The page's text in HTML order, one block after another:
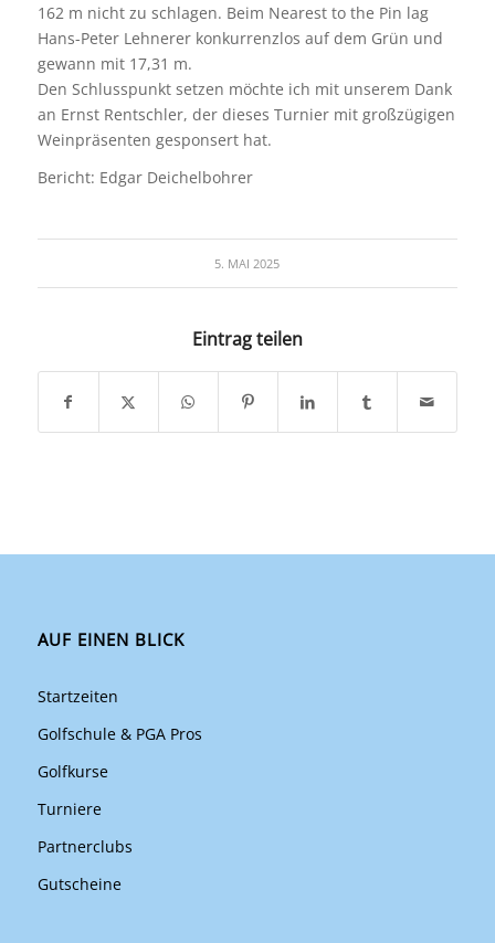
162 m nicht zu schlagen. Beim Nearest to the Pin lag
Hans-Peter Lehnerer konkurrenzlos auf dem Grün und
gewann mit 17,31 m.
Den Schlusspunkt setzen möchte ich mit unserem Dank
an Ernst Rentschler, der dieses Turnier mit großzügigen
Weinpräsenten gesponsert hat.
Bericht: Edgar Deichelbohrer
5. MAI 2025
Eintrag teilen
AUF EINEN BLICK
Startzeiten
Golfschule & PGA Pros
Golfkurse
Turniere
Partnerclubs
Gutscheine